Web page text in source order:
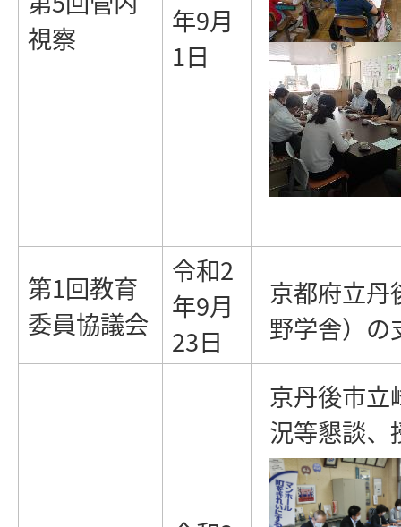
視察
年9月
1日
第1回教育
委員協議会
令和2
年9月
23日
京都府立丹
野学舎）の
京丹後市立
況等懇談、